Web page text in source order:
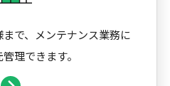
で、メンテナンス業務に
理できます。